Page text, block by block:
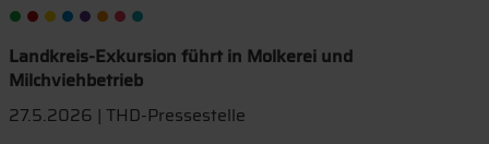
Landkreis-Exkursion führt in Molkerei und
Milchviehbetrieb
27.5.2026 | THD-Pressestelle